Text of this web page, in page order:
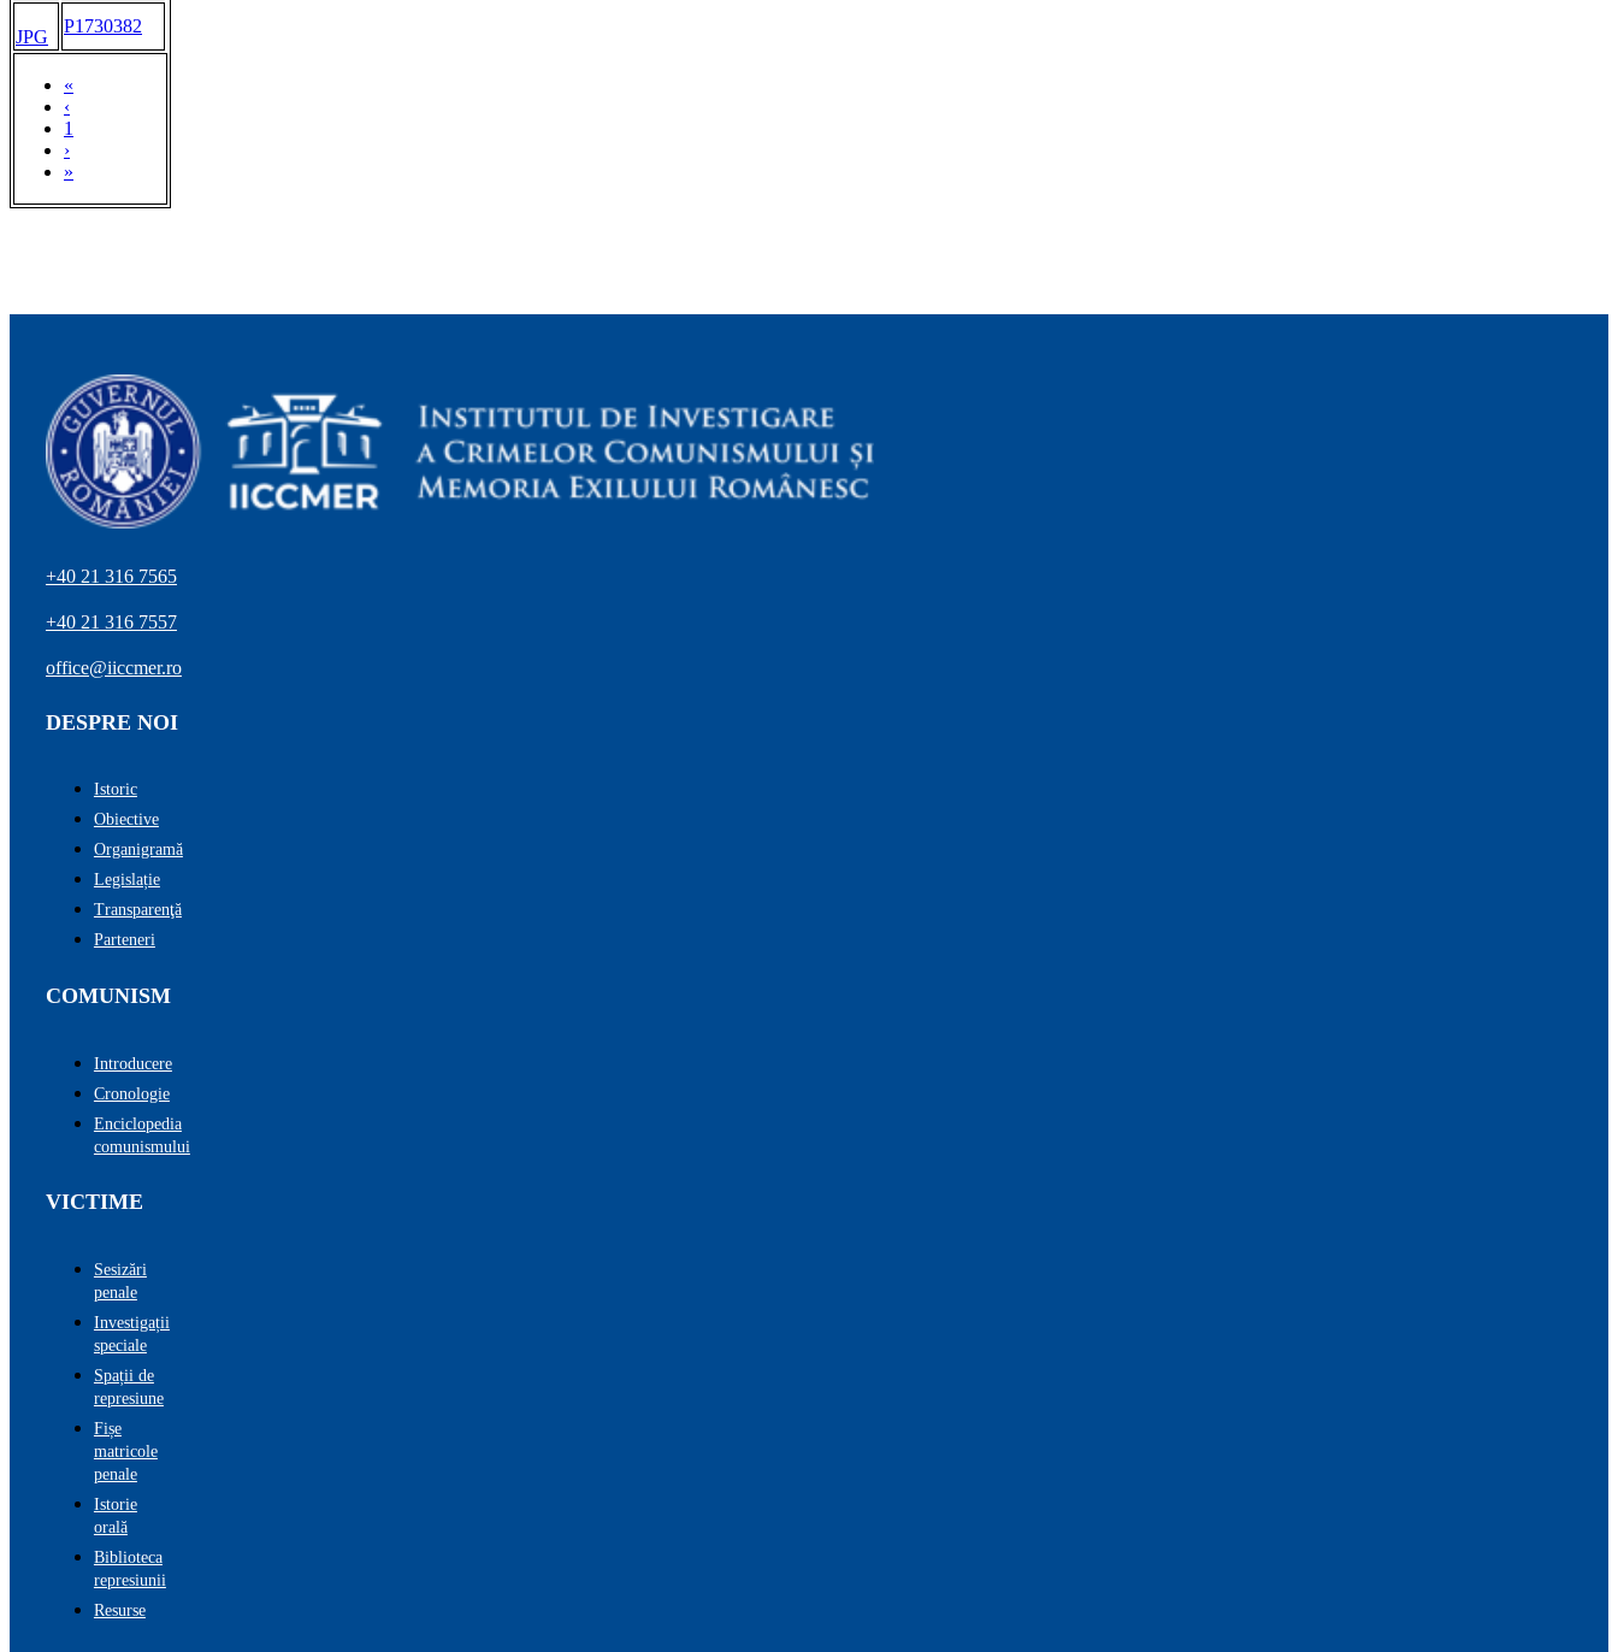
«
‹
1
›
»
JPG
P1730382
+40 21 316 7565
+40 21 316 7557
office@iiccmer.ro
DESPRE NOI
Istoric
Obiective
Organigramă
Legislație
Transparenţă
Parteneri
COMUNISM
Introducere
Cronologie
Enciclopedia
comunismului
VICTIME
Sesizări
penale
Investigații
speciale
Spații de
represiune
Fișe
matricole
penale
Istorie
orală
Biblioteca
represiunii
Resurse